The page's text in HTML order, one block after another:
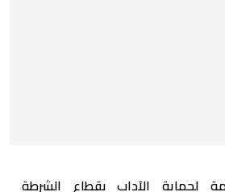
لحماية الآداب بقطاع الشرطة